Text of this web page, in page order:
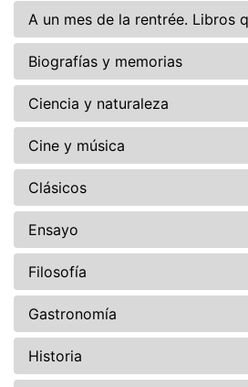
A un mes de la rentrée. Libros
Biografías y memorias
Ciencia y naturaleza
Cine y música
Clásicos
Ensayo
Filosofía
Gastronomía
Historia